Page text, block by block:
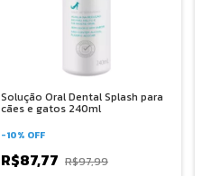
Solução Oral Dental Splash para
cães e gatos 240ml
-10% OFF
R$87,77 R$97,99